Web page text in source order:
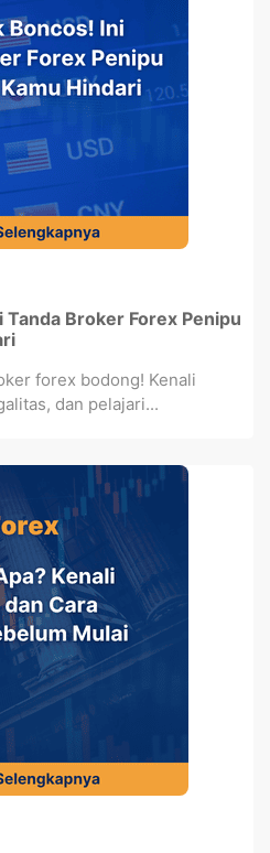
Tanda Broker Forex Penipu
forex bodong! Kenali
dan pelajari...